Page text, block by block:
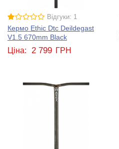
Відгуки: 1
Кермо Ethic Dtc Deildegast
V1.5 670mm Black
Ціна: 2 799 ГРН